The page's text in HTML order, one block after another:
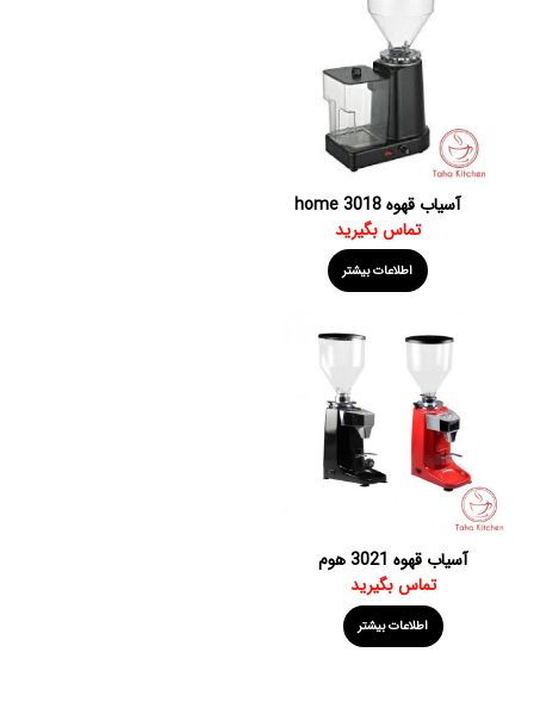
آسیاب قهوه home 3018
تماس بگیرید
اطلاعات بیشتر
آسیاب قهوه 3021 هوم
تماس بگیرید
اطلاعات بیشتر